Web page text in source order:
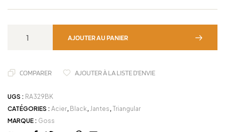
AJOUTER AU PANIER
COMPARER AJOUTER À LA LISTE D'ENVIE
UGS : RA329BK
CATÉGORIES : Acier, Black, Jantes,Triangular
MARQUE : Goss